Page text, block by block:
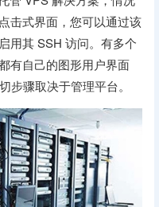
击式界面，您可以通过该
用其 SSH 访问。有多个
有自己的图形用户界面
步骤取决于管理平台。